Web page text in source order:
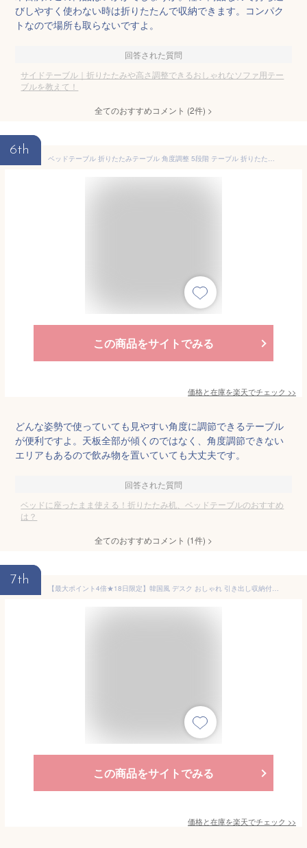
びしやすく使わない時は折りたたんで収納できます。コンパク
トなので場所も取らないですよ。
回答された質問
サイドテーブル｜折りたたみや高さ調整できるおしゃれなソファ用テー
ブルを教えて！
全てのおすすめコメント (2件) >
6th
ベッドテーブル 折りたたみテーブル 角度調整 5段階 テーブル 折りたたみ 一人用 ナチュラル パソコン 子供 おしゃれ 軽量 ノートパソコンデスク 天板角度調節 サイドテーブル ローテーブル コンパクト 省スペース 在宅ワーク ミニテーブル 丸角 介護用
この商品をサイトでみる
価格と在庫を楽天でチェック >>
どんな姿勢で使っていても見やすい角度に調節できるテーブル
が便利ですよ。天板全部が傾くのではなく、角度調節できない
エリアもあるので飲み物を置いていても大丈夫です。
回答された質問
ベッドに座ったまま使える！折りたたみ机、ベッドテーブルのおすすめ
は？
全てのおすすめコメント (1件) >
7th
【最大ポイント4倍★18日限定】韓国風 デスク おしゃれ 引き出し収納付き ホワイト パソコンデスク 北欧 省スペース PCデスク ワークデスク 学習机 テレワーク 在宅勤務 机 白 かわいい デスク 引き出し付きアイラ / ホワイト 幅120cm 奥行65cm 高さ70cm
この商品をサイトでみる
価格と在庫を楽天でチェック >>